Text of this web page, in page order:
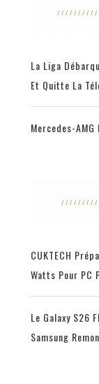
La Liga
Et Quitte La
Mercedes-
CUKTECH
Watts Pour PC
Le Galaxy S26
Samsung